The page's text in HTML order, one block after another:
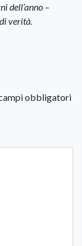
dell’anno –
verità.
obbligatori